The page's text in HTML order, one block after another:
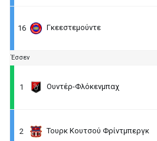
16 Γκεεστεμούντε
Έσσεν
1 Ουντέρ-Φλόκενμπαχ
2 Τουρκ Κουτσού Φρίντμπεργκ